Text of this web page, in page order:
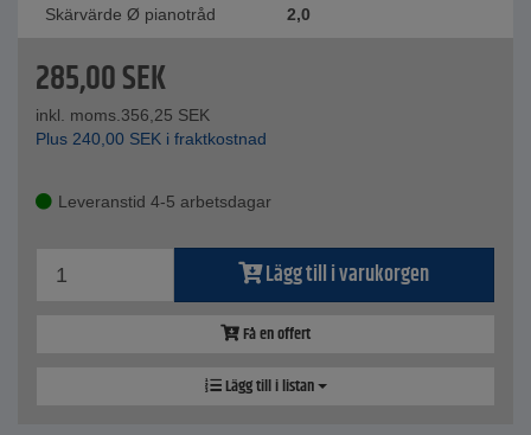
Skärvärde Ø pianotråd 2,0
285,00SEK
inkl. moms.356,25 SEK
Plus 240,00 SEK i fraktkostnad
Leveranstid 4-5 arbetsdagar
Lägg till i varukorgen
Få en offert
Lägg till i listan